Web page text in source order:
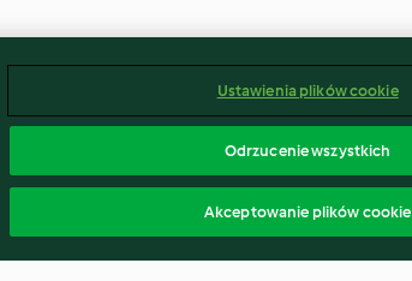
Ustawienia plików cookie
Odrzucenie wszystkich
Akceptowanie plików cookie